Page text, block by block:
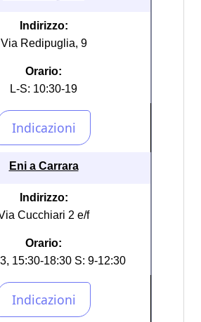
Indirizzo:
Via Redipuglia, 9
Orario:
L-S: 10:30-19
Eni a Carrara
Indirizzo:
Cucchiari 2 e/f
Orario:
15:30-18:30 S: 9-12:30